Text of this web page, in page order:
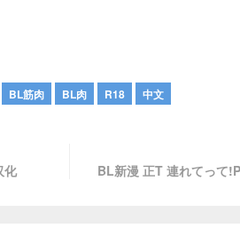
BL筋肉 BL肉 R18 中文
化
BL新漫 正T 連れてって